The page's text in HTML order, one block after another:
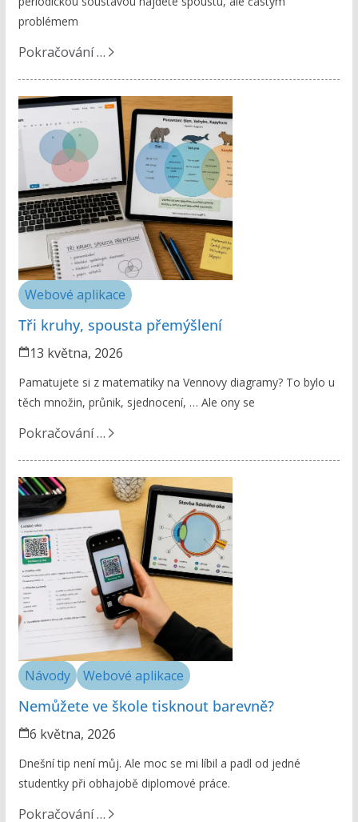
problémem
Pokračování …
Webové aplikace
Tři kruhy, spousta přemýšlení
13 května, 2026
Pamatujete si z matematiky na Vennovy diagramy? To bylo u
těch množin, průnik, sjednocení, … Ale ony se
Pokračování …
Návody Webové aplikace
Nemůžete ve škole tisknout barevně?
6 května, 2026
Dnešní tip není můj. Ale moc se mi líbil a padl od jedné
studentky při obhajobě diplomové práce.
Pokračování …